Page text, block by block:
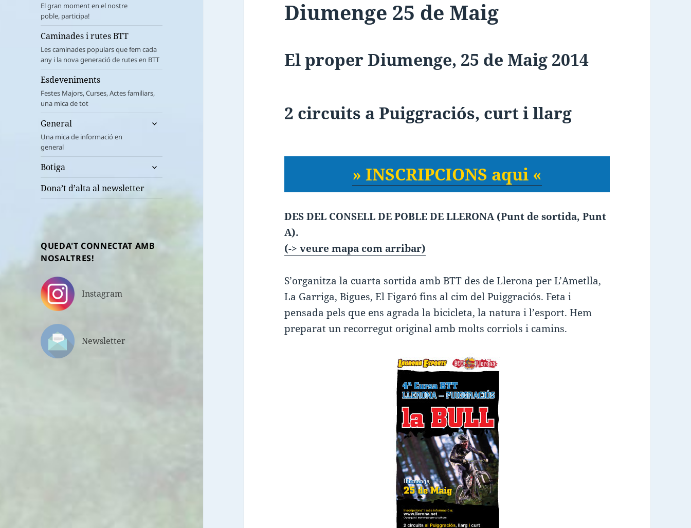
El gran moment en el nostre
poble, participa!
fill
Caminades i rutes BTT
Les caminades populars que fem cada
any i la nova generació de rutes en BTT
Esdeveniments
Festes Majors, Curses, Actes familiars,
una mica de tot
General
Una mica de informació en
general
amplia
fill
Botiga
amplia
el
fill
Dona’t d’alta al newsletter
QUEDA'T CONNECTAT AMB
NOSALTRES!
Instagram
Newsletter
Diumenge 25 de Maig
El proper Diumenge, 25 de Maig 2014
2 circuits a Puiggraciós, curt i llarg
» INSCRIPCIONS aqui «
DES DEL CONSELL DE POBLE DE LLERONA (Punt de sortida, Punt
A).
(-> veure mapa com arribar)
S’organitza la cuarta sortida amb BTT des de Llerona per L’Ametlla,
La Garriga, Bigues, El Figaró fins al cim del Puiggraciós. Feta i
pensada pels que ens agrada la bicicleta, la natura i l’esport. Hem
preparat un recorregut original amb molts corriols i camins.